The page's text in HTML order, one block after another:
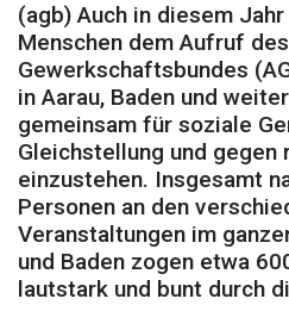
(agb) Auch in diesem
Menschen dem Aufruf
Gewerkschaftsbundes
in Aarau, Baden und
gemeinsam für soziale
Gleichstellung und gegen
einzustehen. Insgesamt
Personen an den
Veranstaltungen im
und Baden zogen etwa
lautstark und bunt durch